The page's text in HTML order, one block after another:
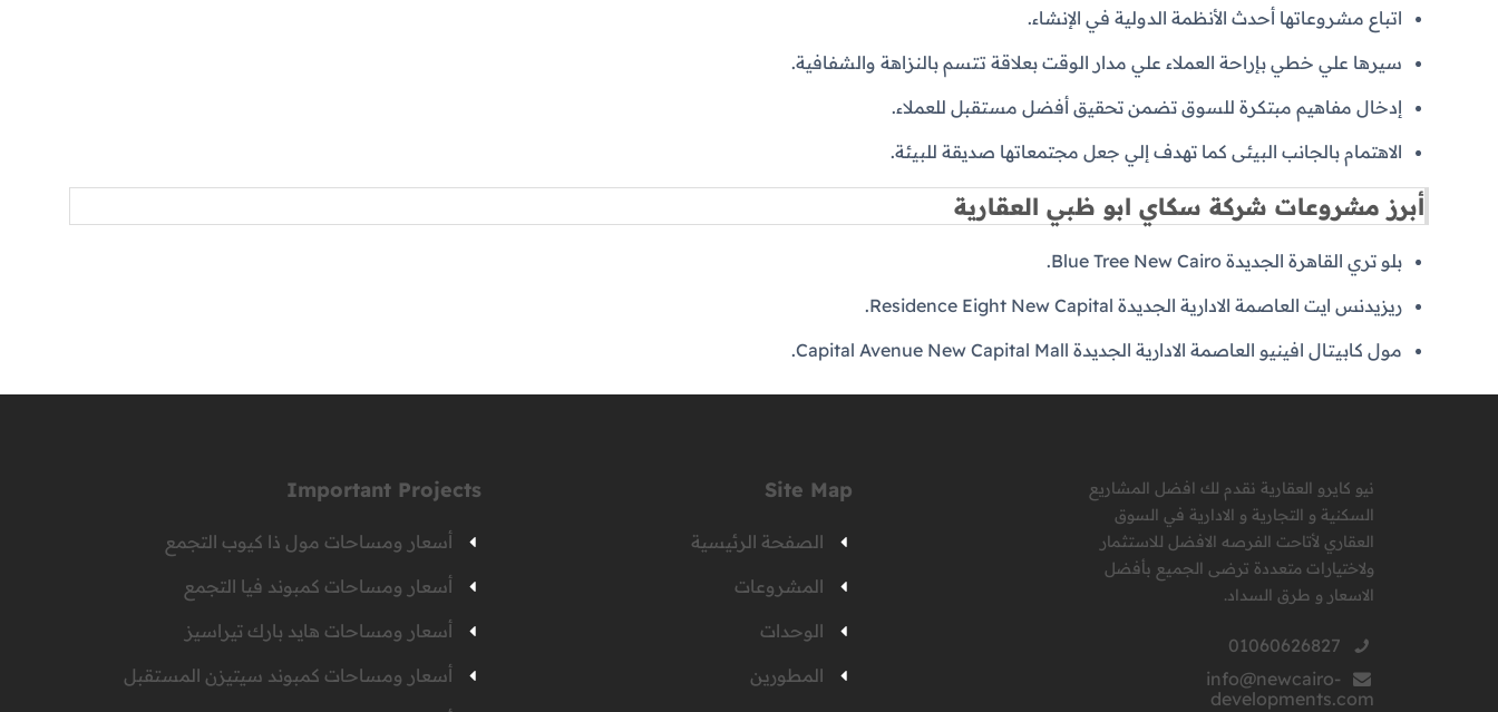
اتباع مشروعاتها أحدث الأنظمة الدولية في الإنشاء.
سيرها علي خطي بإراحة العملاء علي مدار الوقت بعلاقة تتسم بالنزاهة والشفافية.
إدخال مفاهيم مبتكرة للسوق تضمن تحقيق أفضل مستقبل للعملاء.
الاهتمام بالجانب البيئى كما تهدف إلي جعل مجتمعاتها صديقة للبيئة.
أبرز مشروعات شركة سكاي ابو ظبي العقارية
بلو تري القاهرة الجديدة Blue Tree New Cairo.
ريزيدنس ايت العاصمة الادارية الجديدة Residence Eight New Capital.
مول كابيتال افينيو العاصمة الادارية الجديدة Capital Avenue New Capital Mall.
نيو كايرو العقارية نقدم لك افضل المشاريع
السكنية و التجارية و الادارية في السوق
العقاري لأتاحت الفرصه الافضل للاستثمار
ولاختيارات متعددة ترضى الجميع بأفضل
الاسعار و طرق السداد.
01060626827
info@newcairo-
developments.com
Site Map
الصفحة الرئيسية
المشروعات
الوحدات
المطورين
Important Projects
أسعار ومساحات مول ذا كيوب التجمع
أسعار ومساحات كمبوند فيا التجمع
أسعار ومساحات هايد بارك تيراسيز
أسعار ومساحات كمبوند سيتيزن المستقبل